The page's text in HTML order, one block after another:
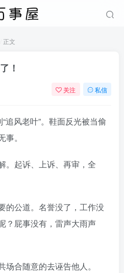
正文
！
关注 私信
追风老叶”。鞋面反光被当偷
。
。起诉、上诉、再审，全
的公道。名誉没了，工作没
？屁事没有，雷声大雨声
合随意的去诬告他人。